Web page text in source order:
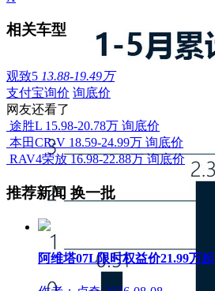
相关车型
观致5 13.88-19.49万
支付宝询价 询底价
网友还看了
途胜L 15.98-20.78万 询底价
本田CR-V 18.59-24.99万 询底价
RAV4荣放 16.98-22.88万 询底价
推荐新闻 换一批
阿维塔07L限时权益价21.99万